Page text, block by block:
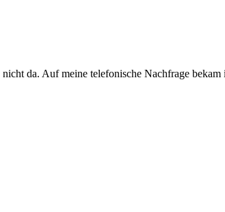
da. Auf meine telefonische Nachfrage bekam